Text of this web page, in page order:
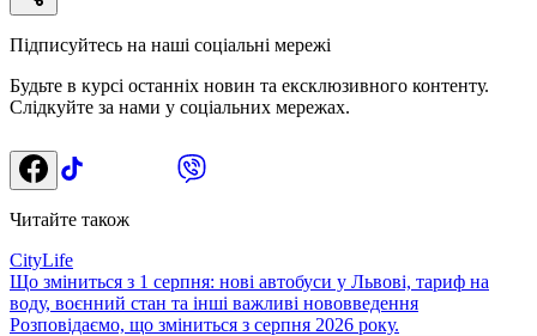
Підписуйтесь на наші соціальні мережі
Будьте в курсі останніх новин та ексклюзивного контенту.
Слідкуйте за нами у соціальних мережах.
Читайте також
CityLife
Що зміниться з 1 серпня: нові автобуси у Львові, тариф на
воду, воєнний стан та інші важливі нововведення
Розповідаємо, що зміниться з серпня 2026 року.